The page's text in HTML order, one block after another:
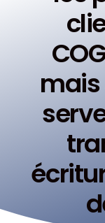
mais